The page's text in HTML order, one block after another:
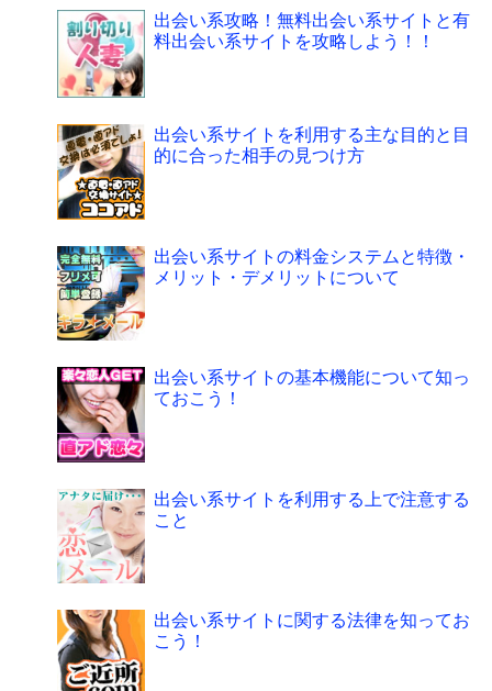
出会い系攻略！無料出会い系サイトと有
料出会い系サイトを攻略しよう！！
出会い系サイトを利用する主な目的と目
的に合った相手の見つけ方
出会い系サイトの料金システムと特徴・
メリット・デメリットについて
出会い系サイトの基本機能について知っ
ておこう！
出会い系サイトを利用する上で注意する
こと
出会い系サイトに関する法律を知ってお
こう！